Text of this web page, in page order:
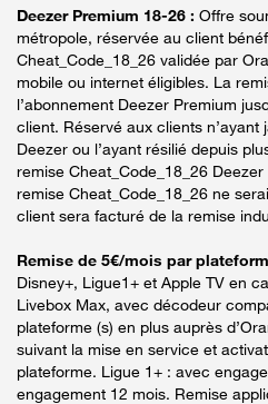
Deezer Premium 18-26 : Offre
métropole, réservée au client
Cheat_Code_18_26 validée par
mobile ou internet éligibles. La
l’abonnement Deezer Premium
client. Réservé aux clients
Deezer ou l’ayant résilié depuis
remise Cheat_Code_18_26
remise Cheat_Code_18_26 ne
client sera facturé de la remise
Remise de 5€/mois par
Disney+, Ligue1+ et Apple TV en
Livebox Max, avec décodeur
plateforme (s) en plus auprès
suivant la mise en service et
plateforme. Ligue 1+ : avec
engagement 12 mois. Remise